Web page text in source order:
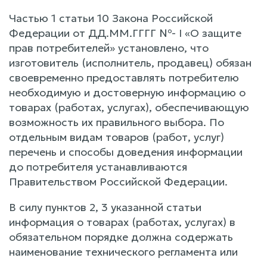
Частью 1 статьи 10 Закона Российской
Федерации от ДД.ММ.ГГГГ №- I «О защите
прав потребителей» установлено, что
изготовитель (исполнитель, продавец) обязан
своевременно предоставлять потребителю
необходимую и достоверную информацию о
товарах (работах, услугах), обеспечивающую
возможность их правильного выбора. По
отдельным видам товаров (работ, услуг)
перечень и способы доведения информации
до потребителя устанавливаются
Правительством Российской Федерации.
В силу пунктов 2, 3 указанной статьи
информация о товарах (работах, услугах) в
обязательном порядке должна содержать
наименование технического регламента или